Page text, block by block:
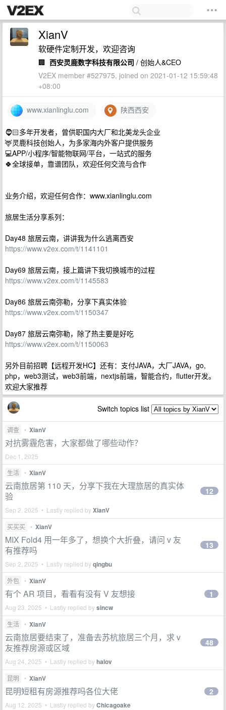
XianV
软硬件定制开发，欢迎咨询
🏢 西安灵鹿数字科技有限公司 / 创始人&CEO
V2EX member #527975, joined on 2021-01-12 15:59:48
+08:00
www.xianlinglu.com 陕西西安
🧔🏻多年开发者，曾供职国内大厂和北美龙头企业
🦌灵鹿科技创始人，为多家海内外客户提供服务
💻APP/小程序/智能物联网/平台，一站式的服务
🍀全球接单，靠谱团队，欢迎任何交流与合作
业务介绍，欢迎任何合作：www.xianlinglu.com
旅居生活分享系列：
Day48 旅居云南，讲讲我为什么逃离西安
https://www.v2ex.com/t/1141101
Day69 旅居云南，接上篇讲下我切换城市的过程
https://www.v2ex.com/t/1145583
Day86 旅居云南弥勒，分享下真实体验
https://www.v2ex.com/t/1150347
Day87 旅居云南弥勒，除了热主要是好吃
https://www.v2ex.com/t/1150063
另外目前招聘【远程开发HC】还有：支付JAVA，大厂JAVA，go,
php，web3测试，web3前端，nextjs前端，智能合约，flutter开发。
欢迎大家推荐
Switch topics list
调查 • XianV
对抗雾霾危害，大家都做了哪些动作？
Dec 1, 2025
生活
• XianV
云南旅居第 110 天，分享下我在大理旅居的真实体
验
Sep 2, 2025 • Lastly replied byXianV
12
买买买 • XianV
MIX Fold4 用一年多了，想换个大折叠，请问 v 友
有推荐吗
Sep 2, 2025 • Lastly replied byqingbu
13
外包 • XianV
有个 AR 项目，看看有没有 V 友想接
Aug 23, 2025 • Lastly replied bysincw
1
生活 • XianV
云南旅居要结束了，准备去苏杭旅居三个月，求 v
友推荐房源或区域
Aug 24, 2025 • Lastly replied byhalov
48
昆明 • XianV
昆明短租有房源推荐吗各位大佬
Aug 12, 2025 • Lastly replied byChicagoake
2